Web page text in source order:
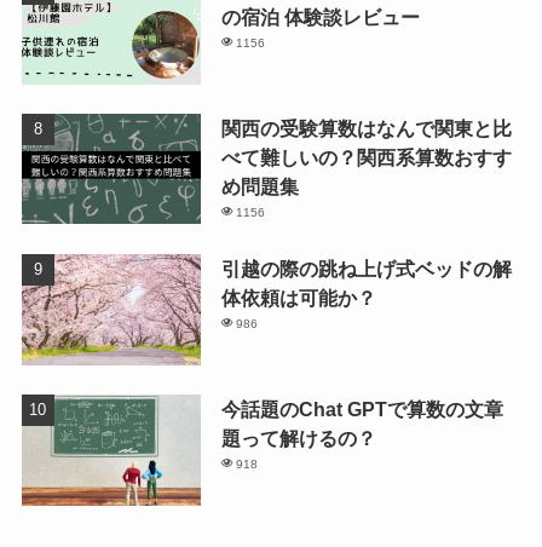
の宿泊 体験談レビュー
1156
関西の受験算数はなんで関東と比
べて難しいの？関西系算数おすす
め問題集
1156
引越の際の跳ね上げ式ベッドの解
体依頼は可能か？
986
今話題のChat GPTで算数の文章
題って解けるの？
918